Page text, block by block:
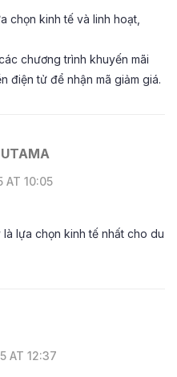
chọn kinh tế và linh hoạt,
chương trình khuyến mãi
điện tử để nhận mã giảm giá.
AT 10:05
lựa chọn kinh tế nhất cho du
AT 12:37